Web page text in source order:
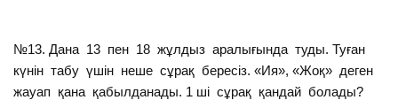
№13. Дана 13 пен 18 жұлдыз аралығында туды. Туған
күнін табу үшін неше сұрақ бересіз. «Ия», «Жоқ» деген
жауап қана қабылданады. 1 ші сұрақ қандай болады?